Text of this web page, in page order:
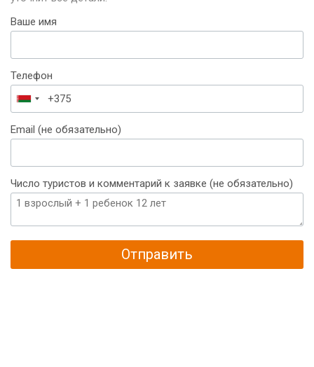
Ваше имя
Телефон
Беларусь
+375
Email (не обязательно)
Число туристов и комментарий к заявке (не обязательно)
Отправить